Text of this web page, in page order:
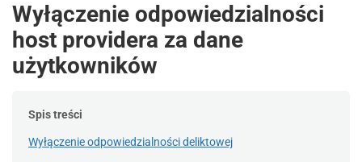
Wyłączenie odpowiedzialności
host providera za dane
użytkowników
Spis treści
Wyłączenie odpowiedzialności deliktowej